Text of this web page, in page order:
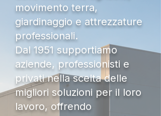
movimento terra,
giardinaggio e attrezzature
professionali.
Dal 1951 supportiamo
aziende, professionisti e
privati nella scelta delle
migliori soluzioni per il loro
lavoro, offrendo